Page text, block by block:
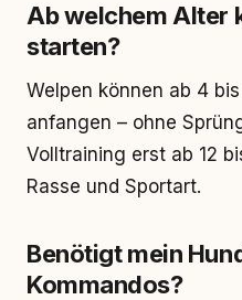
Ab welchem Alter
starten?
Welpen können ab 4
anfangen – ohne
Volltraining erst ab 12
Rasse und Sportart.
Benötigt mein
Kommandos?